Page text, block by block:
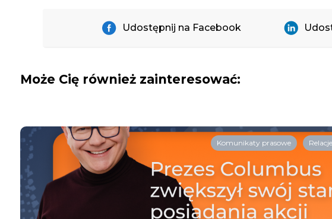
Udostępnij na Facebook
Może Cię również zainteresować:
Komunikaty prasowe